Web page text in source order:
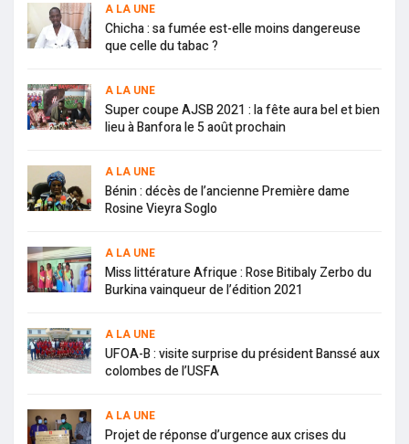
A LA UNE
Chicha : sa fumée est-elle moins dangereuse
que celle du tabac ?
A LA UNE
Super coupe AJSB 2021 : la fête aura bel et bien
lieu à Banfora le 5 août prochain
A LA UNE
Bénin : décès de l’ancienne Première dame
Rosine Vieyra Soglo
A LA UNE
Miss littérature Afrique : Rose Bitibaly Zerbo du
Burkina vainqueur de l’édition 2021
A LA UNE
UFOA-B : visite surprise du président Banssé aux
colombes de l’USFA
A LA UNE
Projet de réponse d’urgence aux crises du